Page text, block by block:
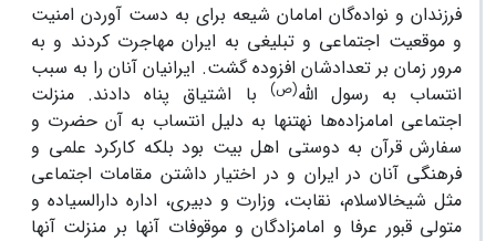
فرزندان و نواده‌گان امامان شیعه برای به دست آوردن امنیت
و موقعیت اجتماعی و تبلیغی به ایران مهاجرت کردند و به
مرور زمان بر تعدادشان افزوده گشت. ایرانیان آنان را به سبب
انتساب به رسول الله(ص)
با اشتیاق پناه دادند. منزلت
اجتماعی امامزاده‌ها نه­تنها به دلیل انتساب به آن حضرت و
سفارش قرآن به دوستی اهل بیت بود بلکه کارکرد علمی و
فرهنگی آنان در ایران و در اختیار داشتن مقامات اجتماعی
مثل شیخ­الاسلام، نقابت، وزارت و دبیری، اداره دارالسیاده و
متولی قبور عرفا و امامزادگان و موقوفات آنها بر منزلت آنها